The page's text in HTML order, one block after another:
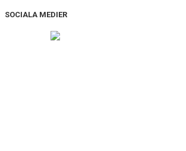
SOCIALA MEDIER